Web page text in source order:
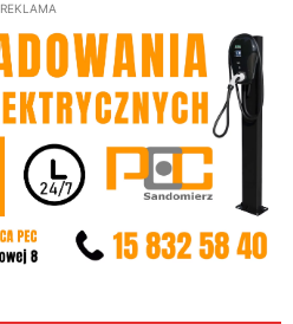
REKLAMA